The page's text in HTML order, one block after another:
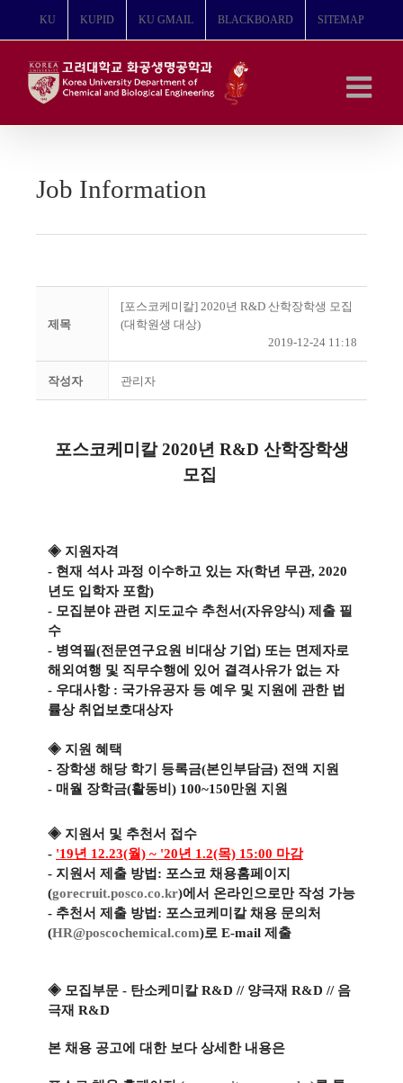
뛰
KU KUPID KU GMAIL BLACKBOARD SITEMAP
Job Information
제목
[포스코케미칼] 2020년 R&D 산학장학생 모집
(대학원생 대상)
2019-12-24 11:18
작성자 관리자
포스코케미칼 2020년 R&D 산학장학생
모집
◈ 지원자격
- 현재 석사 과정 이수하고 있는 자(학년 무관, 2020
년도 입학자 포함)
- 모집분야 관련 지도교수 추천서(자유양식) 제출 필
수
- 병역필(전문연구요원 비대상 기업) 또는 면제자로
해외여행 및 직무수행에 있어 결격사유가 없는 자
- 우대사항 : 국가유공자 등 예우 및 지원에 관한 법
률상 취업보호대상자
◈ 지원 혜택
- 장학생 해당 학기 등록금(본인부담금) 전액 지원
- 매월 장학금(활동비) 100~150만원 지원
◈ 지원서 및 추천서 접수
- '19년 12.23(월) ~ '20년 1.2(목) 15:00 마감
- 지원서 제출 방법: 포스코 채용홈페이지
(gorecruit.posco.co.kr)에서 온라인으로만 작성 가능
- 추천서 제출 방법: 포스코케미칼 채용 문의처
(HR@poscochemical.com)로 E-mail 제출
◈ 모집부문 - 탄소케미칼 R&D // 양극재 R&D // 음
극재 R&D
본 채용 공고에 대한 보다 상세한 내용은